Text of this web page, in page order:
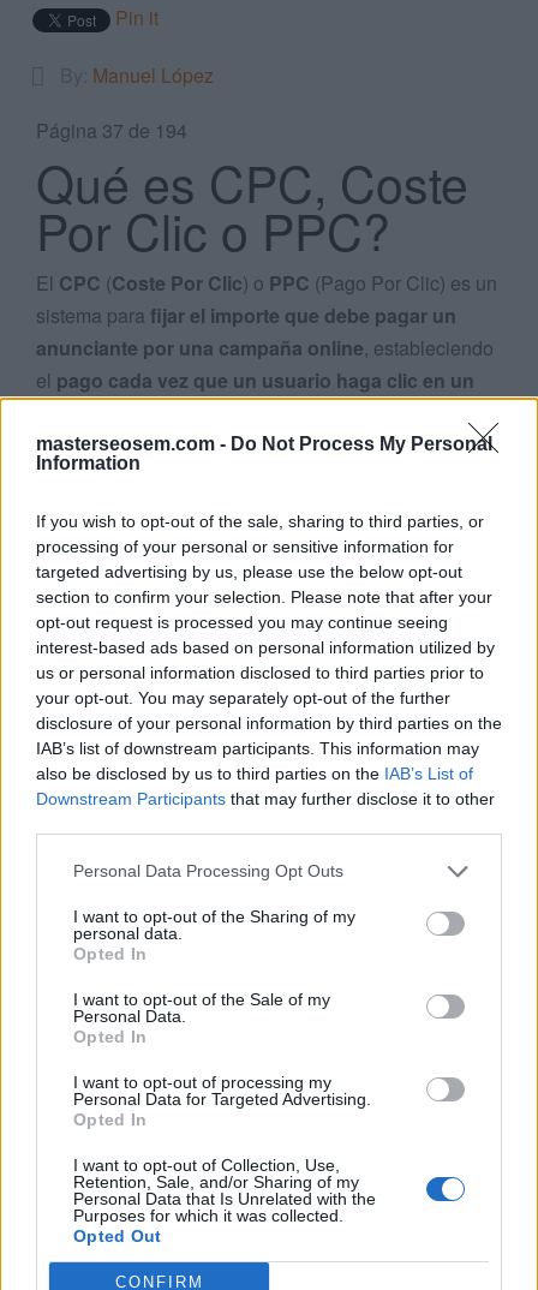
masterseosem.com - Do Not Process My Personal
Information
If you wish to opt-out of the sale, sharing to third parties, or
processing of your personal or sensitive information for
targeted advertising by us, please use the below opt-out
section to confirm your selection. Please note that after your
opt-out request is processed you may continue seeing
interest-based ads based on personal information utilized by
us or personal information disclosed to third parties prior to
your opt-out. You may separately opt-out of the further
disclosure of your personal information by third parties on the
IAB’s list of downstream participants. This information may
also be disclosed by us to third parties on the IAB’s List of
Downstream Participants that may further disclose it to other
Personal Data Processing Opt Outs
I want to opt-out of the Sharing of my
personal data.
Opted In
I want to opt-out of the Sale of my
Personal Data.
Opted In
I want to opt-out of processing my
Personal Data for Targeted Advertising.
Opted In
I want to opt-out of Collection, Use,
Retention, Sale, and/or Sharing of my
Personal Data that Is Unrelated with the
Purposes for which it was collected.
Opted Out
CONFIRM
Pin it
Manuel López
Página 37 de 194
Qué es CPC, Coste
Por Clic o PPC?
El CPC (Coste Por Clic) o PPC (Pago Por Clic) es un
sistema para fijar el importe que debe pagar un
anunciante por una campaña online, estableciendo
el pago cada vez que un usuario haga clic en un
muestra lapublicidad
pago por publicidad junto con elCPA (Coste Por
Acción), en el que se paga por cada conversión y el
CPM(Coste Por Mil) en el que se paga por cada mil
impresiones mostradas.
En losanuncios de Adwords(actualGoogle Ads ) el
anunciante establece una oferta decoste máximo
por Clico CPC Máx, que representa el importe más
alto que está dispuesto apagar por un clic en su
Cada vez que un usuario realiza una
en la
que se pueden mostrar
anuncios o hay un
espacio
publicitario disponible
realiza una
subasta
decide losanuncios que se mostrarán
a queel importe máximo que se paga en la subasta
de AdWords es el mínimo necesario para mantener
la posición del anuncio.
Estasubastase produce en milésimas de segundo en
cada ocasión, y tiene las siguientes